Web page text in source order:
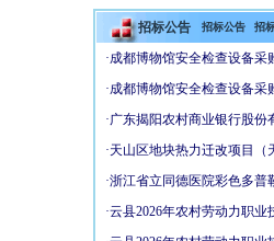
招标公告 招标公告 招
·成都博物馆安全检查设备采
·成都博物馆安全检查设备采
·广东揭阳农村商业银行股份
·天山区地块热力迁改项目（
·浙江省立同德医院彩色多普
·云县2026年农村劳动力职业